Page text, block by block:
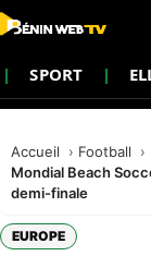
SPORT
Accueil
Football
Mondial Beach
demi-finale
EUROPE